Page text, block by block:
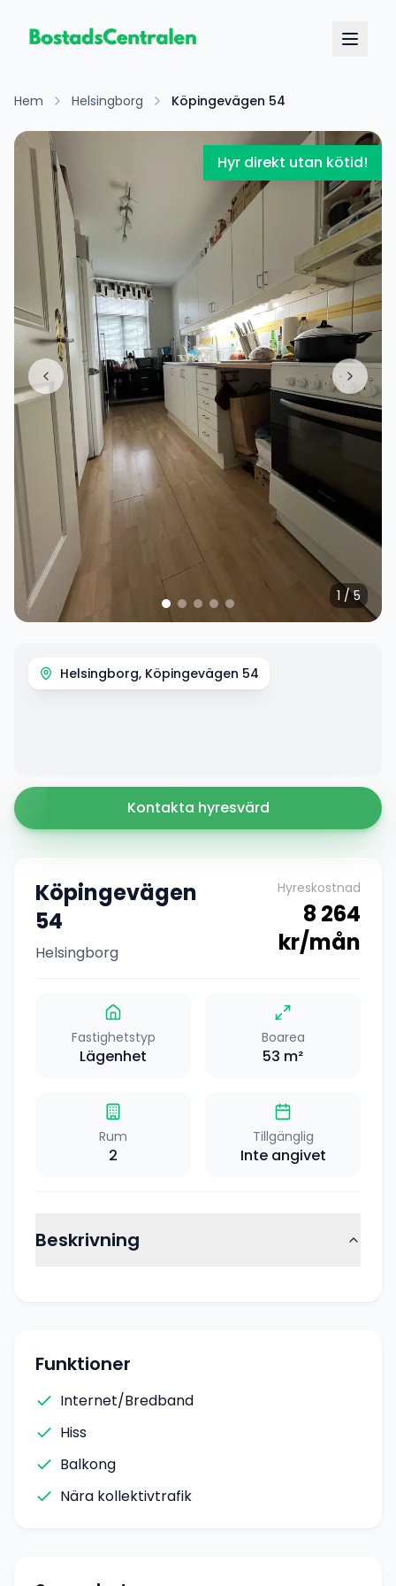
Hem Helsingborg Köpingevägen 54
Hyr direkt utan kötid!
1 /5
Helsingborg, Köpingevägen 54
Kontakta hyresvärd
Köpingevägen
54
Helsingborg
Hyreskostnad
8 264
kr/mån
Fastighetstyp
Lägenhet
Boarea
53 m²
Rum
2
Tillgänglig
Inte angivet
Beskrivning
Funktioner
Internet/Bredband
Hiss
Balkong
Nära kollektivtrafik